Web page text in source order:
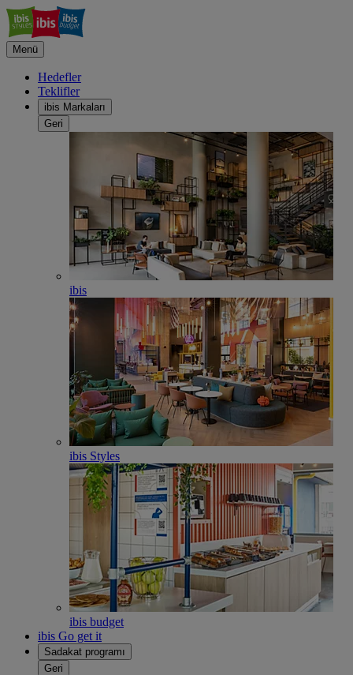
Menü
Hedefler
Teklifler
ibis Markaları
Geri
ibis
ibis Styles
ibis budget
ibis Go get it
Sadakat programı
Geri